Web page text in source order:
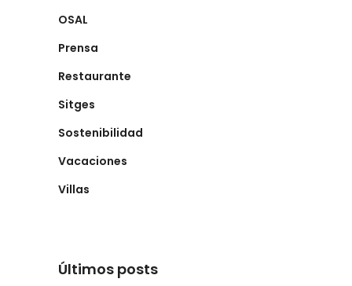
OSAL
Prensa
Restaurante
Sitges
Sostenibilidad
Vacaciones
Villas
Últimos posts